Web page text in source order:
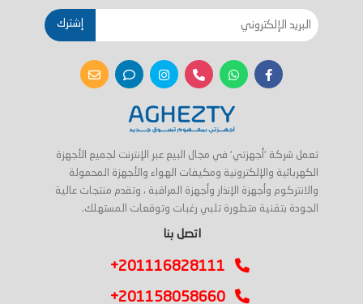
إشترك
تعمل شركة 'أجهزتي' في مجال البيع عبر الإنترنت لجميع الأجهزة
الكهربائية والإلكترونية ومكيفات الهواء والأجهزة المحمولة
والانتركوم وأجهزة الإنذار وأجهزة المراقبة ، وتقدم منتجات عالية
الجودة بتقنية متطورة تلبي رغبات وتوقعات المستهلك.
اتصل بنا
+201116828111
+201158058660